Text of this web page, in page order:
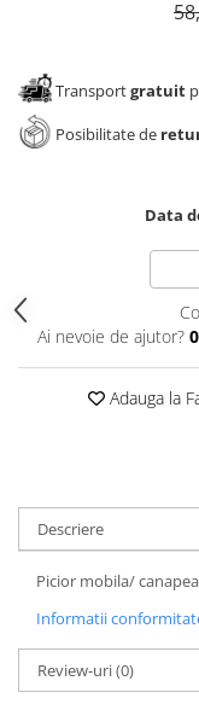
Transportgratuit
Posibilitate de
Data
Ai nevoie de ajutor?
Adauga la
Descriere
Picior mobila/
Informatii
Review-uri(0)